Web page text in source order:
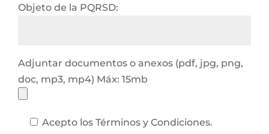
Objeto de la PQRSD:
Adjuntar documentos o anexos (pdf, jpg, png,
doc, mp3, mp4) Máx: 15mb
Acepto los Términos y Condiciones.